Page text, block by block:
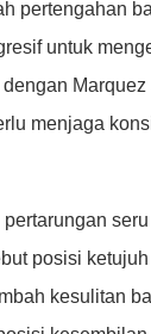
pertengahan
untuk
menjaga
posisi
kesulitan